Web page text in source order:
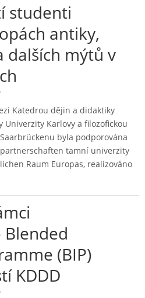
studenti
antiky,
dalších mýtů v
Katedrou dějin a didaktiky
Univerzity Karlovy a filozofickou
byla podporována
tamní univerzity
Raum Europas, realizováno
(BIP)
KDDD